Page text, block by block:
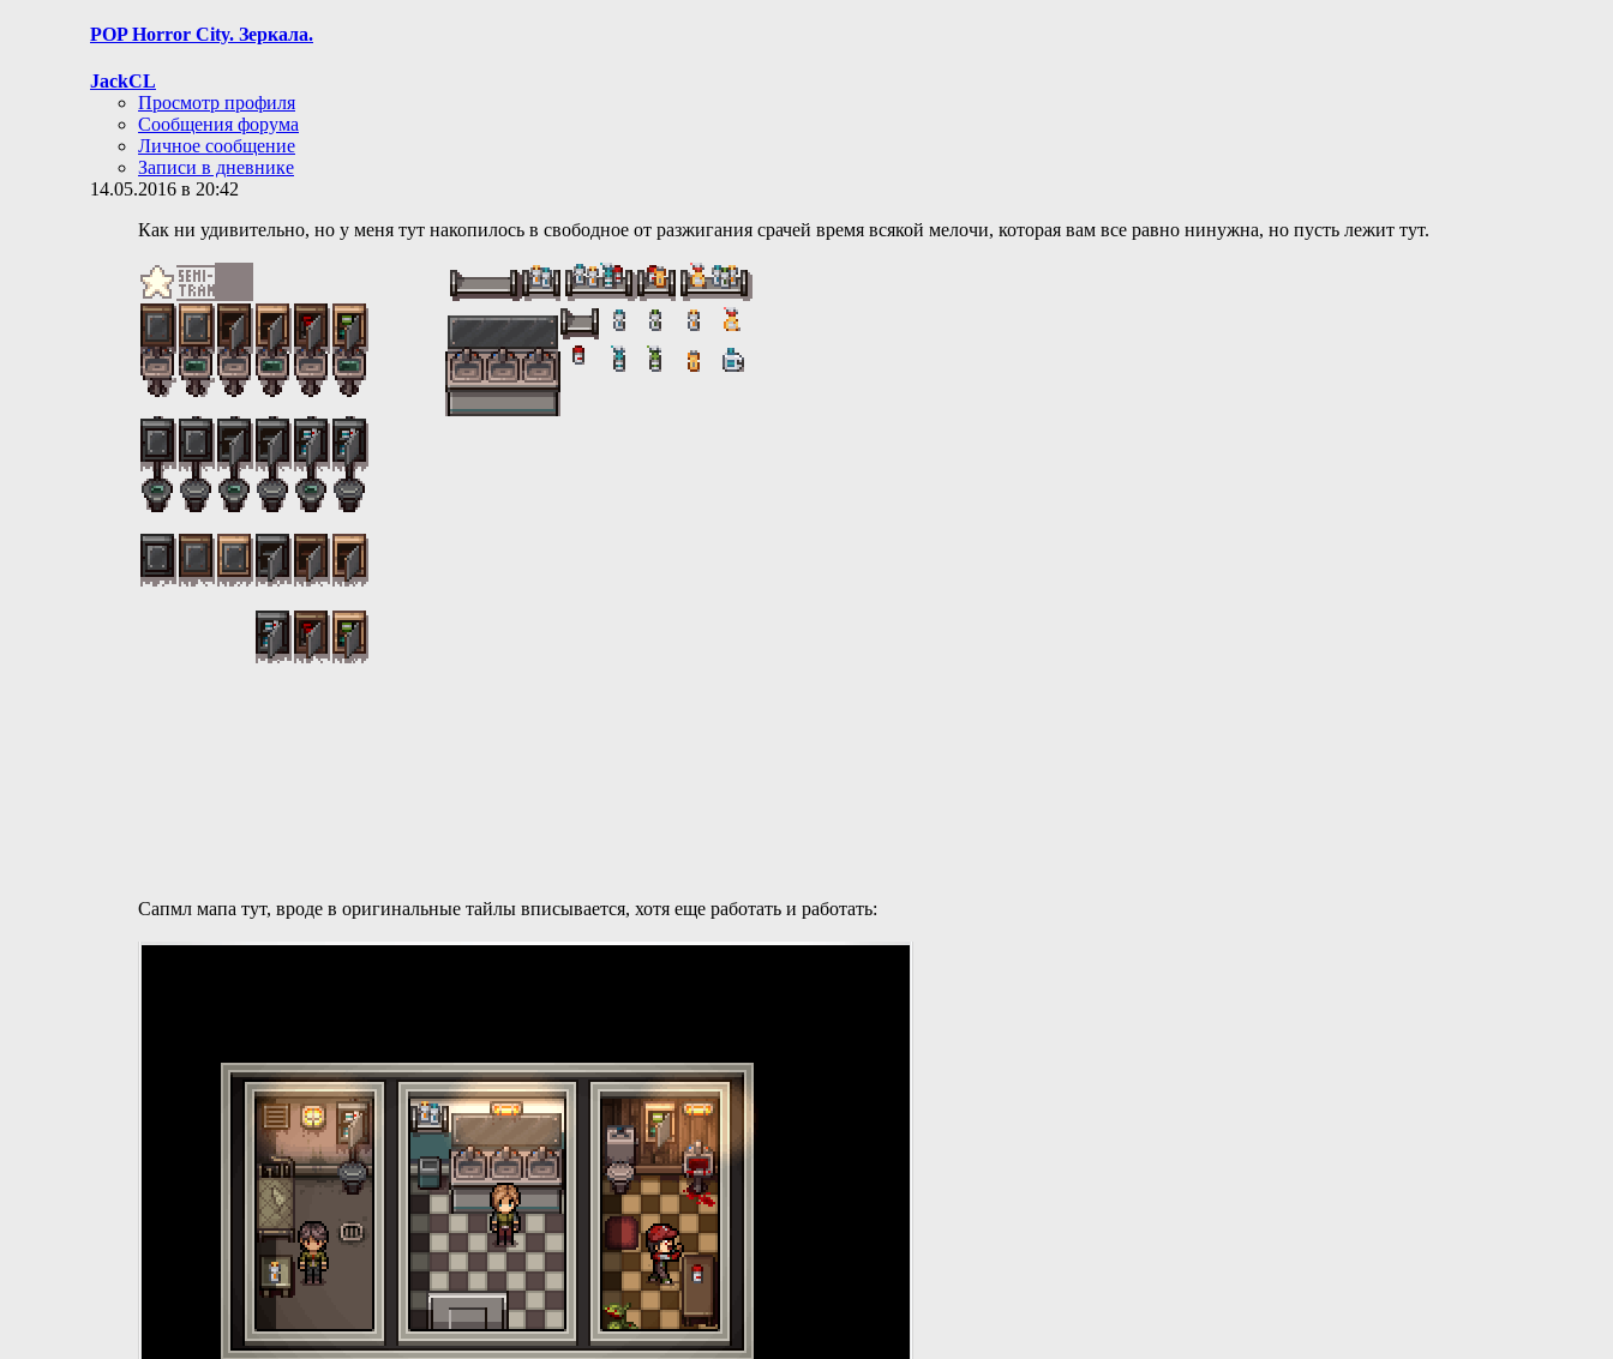
POP Horror City. Зеркала.
JackCL
Просмотр профиля
Сообщения форума
Личное сообщение
Записи в дневнике
14.05.2016 в 20:42
Как ни удивительно, но у меня тут накопилось в свободное от разжигания срачей время всякой мелочи, которая вам все равно нинужна, но пусть лежит тут.
Сапмл мапа тут, вроде в оригинальные тайлы вписывается, хотя еще работать и работать: